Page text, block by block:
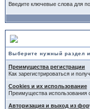
Введите ключевые слова для
Выберите нужный раздел
Преимущества регистрации
Как зарегистрироваться и
Cookies и их использование
Преимущества
Авторизация и выход из